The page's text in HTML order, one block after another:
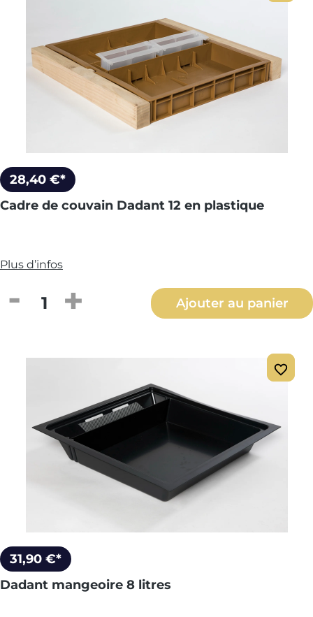
28,40 €*
Cadre de couvain Dadant 12 en plastique
Plus d’infos
Quantité de produit : Entrez la
Ajouter au panier
31,90 €*
Dadant mangeoire 8 litres